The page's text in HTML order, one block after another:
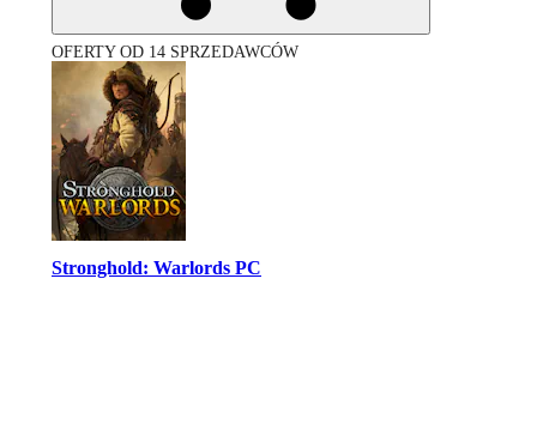
OFERTY OD 14 SPRZEDAWCÓW
Stronghold: Warlords PC